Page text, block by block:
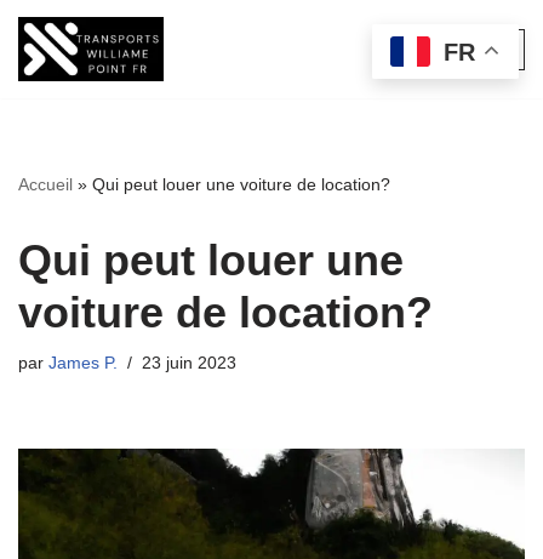
Aller
Accueil » Qui peut louer une voiture de location?
Qui peut louer une
voiture de location?
par James P. 23 juin 2023
FR